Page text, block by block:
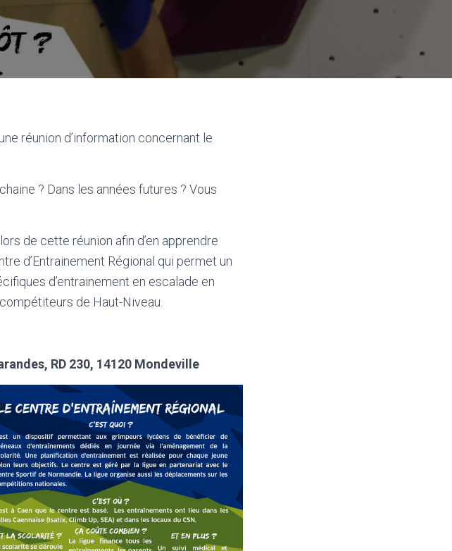
réunion d’information concernant le
? Dans les années futures ? Vous
de cette réunion afin d’en apprendre
d’Entrainement Régional qui permet un
d’entrainement en escalade en
de Haut-Niveau.
RD 230, 14120 Mondeville